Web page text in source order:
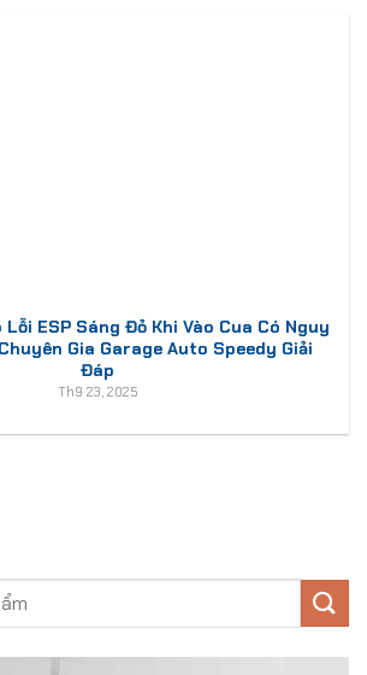
ESP Sáng Đỏ Khi Vào Cua Có Nguy
Gia Garage Auto Speedy Giải
Đáp
Th9 23, 2025